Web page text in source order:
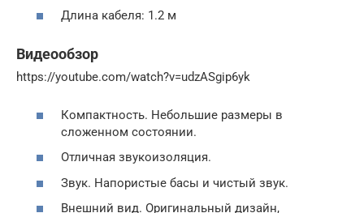
Длина кабеля: 1.2 м
Видеообзор
https://youtube.com/watch?v=udzASgip6yk
Компактность. Небольшие размеры в
сложенном состоянии.
Отличная звукоизоляция.
Звук. Напористые басы и чистый звук.
Внешний вид. Оригинальный дизайн,